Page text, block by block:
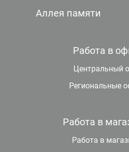
Аллея памяти
Работа в
Центральный
Региональные
Работа в
Работа в